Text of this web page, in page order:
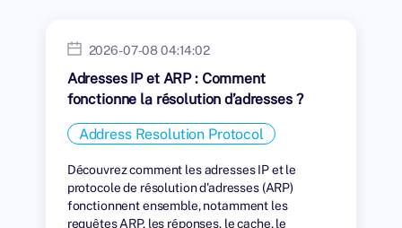
2026-07-08 04:14:02
Adresses IP et ARP : Comment
fonctionne la résolution d’adresses ?
Address Resolution Protocol
Découvrez comment les adresses IP et le
protocole de résolution d'adresses (ARP)
fonctionnent ensemble, notamment les
requêtes ARP, les réponses, le cache, le